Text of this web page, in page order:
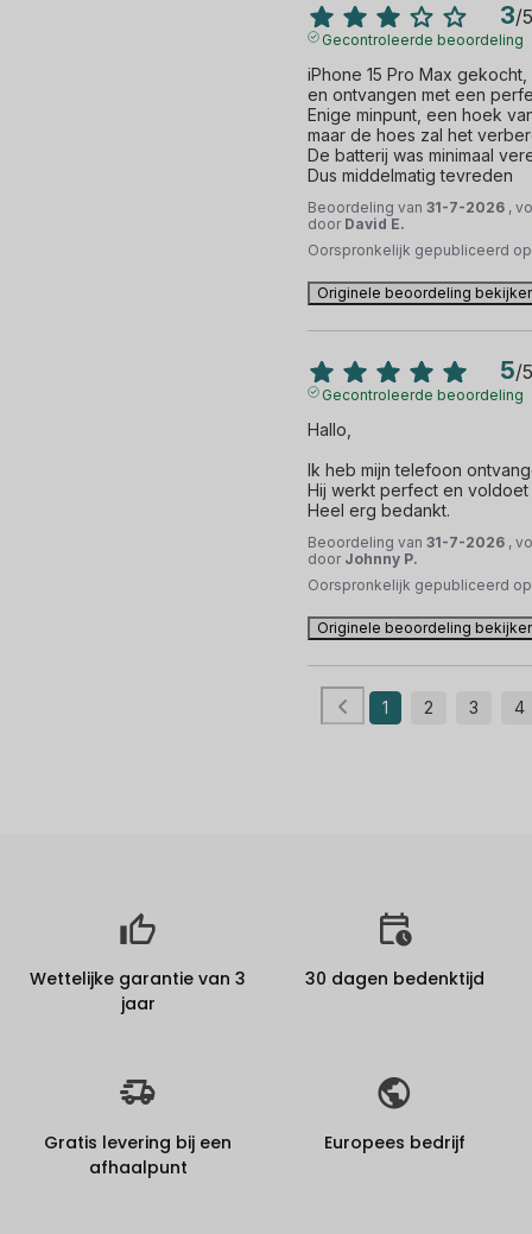
3/5
Gecontroleerde beoordeling
iPhone 15 Pro Max
en ontvangen met een
Enige minpunt, een hoek
maar de hoes zal het
De batterij was minimaal
Dus middelmatig tevreden
Beoordeling van 31-7-2026 ,
door David E.
Oorspronkelijk gepubliceerd
Originele beoordeling
5/5
Gecontroleerde beoordeling
Hallo,
Ik heb mijn telefoon
Hij werkt perfect en voldoet
Heel erg bedankt.
Beoordeling van 31-7-2026 ,
door Johnny P.
Oorspronkelijk gepubliceerd
Originele beoordeling
1 2 3 4
Wettelijke garantie van 3
jaar
30 dagen bedenktijd
Gratis levering bij een
afhaalpunt
Europees bedrijf